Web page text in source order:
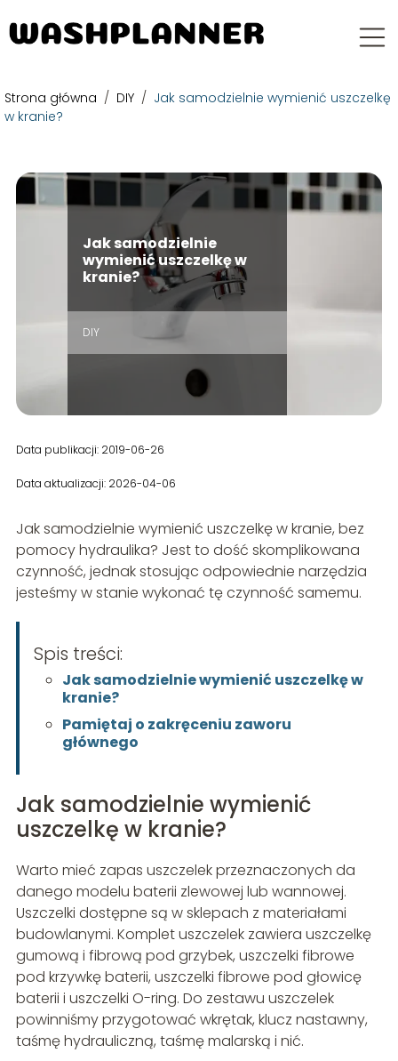
Strona główna / DIY / Jak samodzielnie wymienić uszczelkę
w kranie?
Jak samodzielnie
wymienić uszczelkę w
kranie?
DIY
Data publikacji: 2019-06-26
Data aktualizacji: 2026-04-06
Jak samodzielnie wymienić uszczelkę w kranie, bez
pomocy hydraulika? Jest to dość skomplikowana
czynność, jednak stosując odpowiednie narzędzia
jesteśmy w stanie wykonać tę czynność samemu.
Spis treści:
Jak samodzielnie wymienić uszczelkę w
kranie?
Pamiętaj o zakręceniu zaworu
głównego
Jak samodzielnie wymienić
uszczelkę w kranie?
Warto mieć zapas uszczelek przeznaczonych da
danego modelu baterii zlewowej lub wannowej.
Uszczelki dostępne są w sklepach z materiałami
budowlanymi. Komplet uszczelek zawiera uszczelkę
gumową i fibrową pod grzybek, uszczelki fibrowe
pod krzywkę baterii, uszczelki fibrowe pod głowicę
baterii i uszczelki O-ring. Do zestawu uszczelek
powinniśmy przygotować wkrętak, klucz nastawny,
taśmę hydrauliczną, taśmę malarską i nić.